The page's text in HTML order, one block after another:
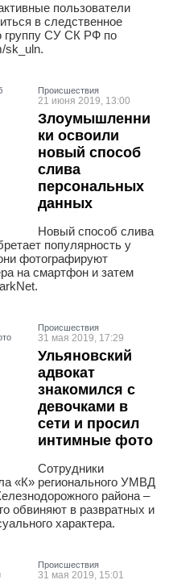
пользователи
в следственное
группу СУ СК РФ по
sk_uln.
Проиcшествия
21 июня 2019, 13:00
Злоумышленни
ки освоили
новый способ
слива
персональных
данных
Новый способ слива
популярность у
фотографируют
на смартфон и затем
Проиcшествия
31 мая 2019, 17:29
Ульяновский
адвокат
знакомился с
девочками в
сети и просил
интимные фото
Сотрудники
«К» регионального УМВД
района –
обвиняют в развратных и
характера.
Проиcшествия
31 мая 2019, 15:01